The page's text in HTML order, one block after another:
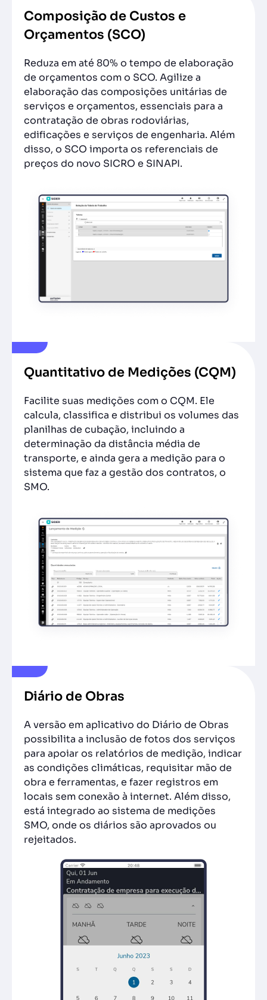
Composição de Custos e
Orçamentos (SCO)
Reduza em até 80% o tempo de elaboração
de orçamentos com o SCO. Agilize a
elaboração das composições unitárias de
serviços e orçamentos, essenciais para a
contratação de obras rodoviárias,
edificações e serviços de engenharia. Além
disso, o SCO importa os referenciais de
preços do novo SICRO e SINAPI.
Quantitativo de Medições (CQM)
Facilite suas medições com o CQM. Ele
calcula, classifica e distribui os volumes das
planilhas de cubação, incluindo a
determinação da distância média de
transporte, e ainda gera a medição para o
sistema que faz a gestão dos contratos, o
SMO.
Diário de Obras
A versão em aplicativo do Diário de Obras
possibilita a inclusão de fotos dos serviços
para apoiar os relatórios de medição, indicar
as condições climáticas, requisitar mão de
obra e ferramentas, e fazer registros em
locais sem conexão à internet. Além disso,
está integrado ao sistema de medições
SMO, onde os diários são aprovados ou
rejeitados.